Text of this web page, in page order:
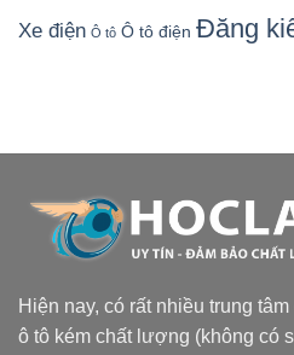
Xe điện Ô tô Ô tô điện Đăng
Hiện nay, có rất nhiều trung
ô tô kém chất lượng (không có